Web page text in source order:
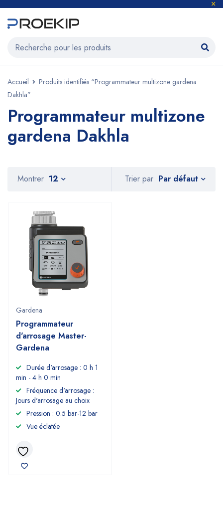
Accueil
Produits identifiés “Programmateur multizone gardena
Dakhla”
Programmateur multizone
gardena Dakhla
Trier par Par défaut
Montrer 12
Gardena
Programmateur
d'arrosage Master-
Gardena
Durée d'arrosage : 0 h 1
min - 4 h 0 min
Fréquence d'arrosage :
Jours d'arrosage au choix
Pression : 0.5 bar-12 bar
Vue éclatée